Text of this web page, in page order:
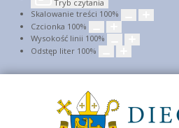
Tryb czytania
Skalowanie treści 100%
Czcionka 100%
Wysokość linii 100%
Odstęp liter 100%